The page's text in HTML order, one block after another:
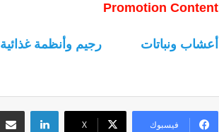
Promotion Content
أعشاب ونباتات رجيم وأنظمة غذائية
فيسبوك ‫X
لينكدإن